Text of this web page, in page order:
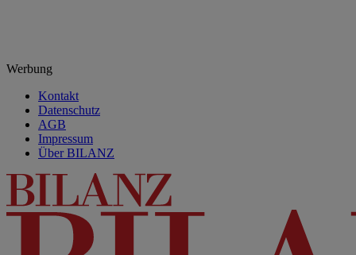
Werbung
Kontakt
Datenschutz
AGB
Impressum
Über BILANZ